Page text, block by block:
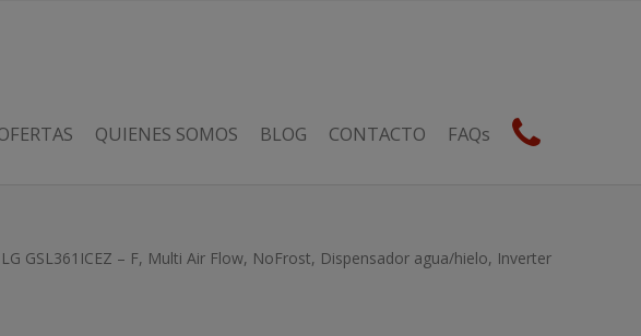
QUIENES SOMOS BLOG CONTACTO FAQs
GSL361ICEZ – F, Multi Air Flow, NoFrost, Dispensador agua/hielo, Inverter